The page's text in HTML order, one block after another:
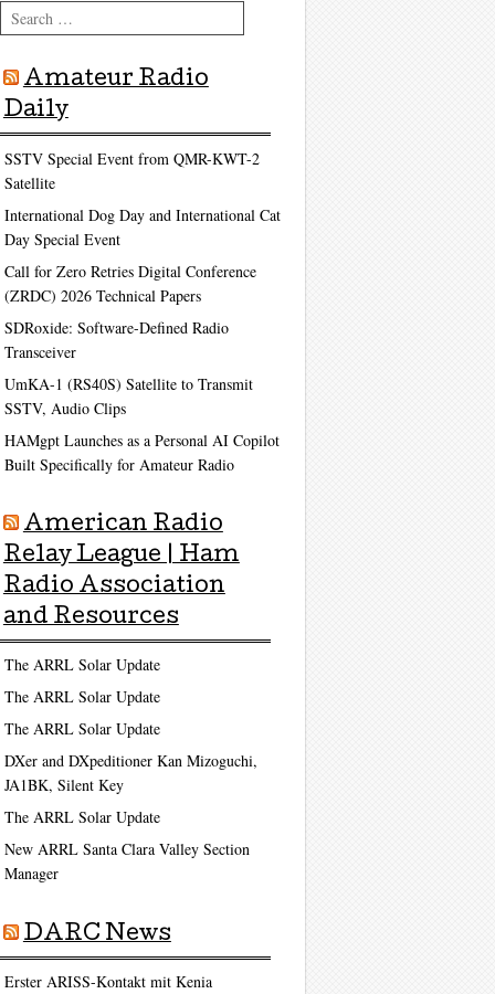
Search
Amateur Radio
Daily
SSTV Special Event from QMR-KWT-2
Satellite
International Dog Day and International Cat
Day Special Event
Call for Zero Retries Digital Conference
(ZRDC) 2026 Technical Papers
SDRoxide: Software-Defined Radio
Transceiver
UmKA-1 (RS40S) Satellite to Transmit
SSTV, Audio Clips
HAMgpt Launches as a Personal AI Copilot
Built Specifically for Amateur Radio
American Radio
Relay League | Ham
Radio Association
and Resources
The ARRL Solar Update
The ARRL Solar Update
The ARRL Solar Update
DXer and DXpeditioner Kan Mizoguchi,
JA1BK, Silent Key
The ARRL Solar Update
New ARRL Santa Clara Valley Section
Manager
DARC News
Erster ARISS-Kontakt mit Kenia